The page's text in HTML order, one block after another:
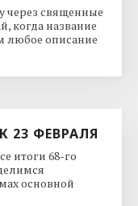
через священные
когда название
любое описание
23 ФЕВРАЛЯ
итоги 68-го
основной